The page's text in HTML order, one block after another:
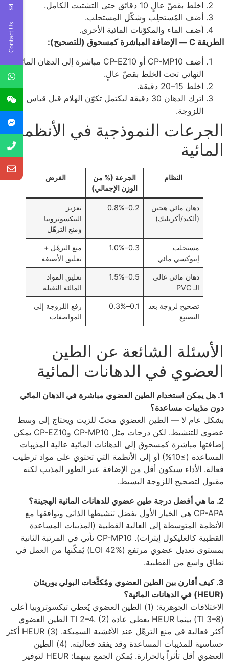
اخلط بقصّ عالٍ 10 دقائق حتى التشتيت الكامل.
أضف المُستحلِب وشكّل المستحلب.
أضف الماء والمكوّنات المائية الأخرى.
الطريقة C — الإضافة المباشرة كمسحوق (للتصحيح):
أضف CP-MP10 أو CP-EZ10 مباشرة إلى الدهان المائي
النهائي تحت الخلط بقصّ عالٍ.
اخلط 15–20 دقيقة.
اترك الدهان 30 دقيقة ليكتمل تكوّن الهلام قبل قياس
اللزوجة.
الجرعات النموذجية في الأنظمة
المائية
النظام
الجرعة (% من
الوزن الإجمالي)
الغرض
دهان مائي هجين
(ألكيد/أكريليك)
0.2–0.8%
تعزيز
التيكسوتروبيا
ومنع الترهّل
مستحلب
إيبوكسي مائي
0.3–1.0%
منع الترهّل +
تعليق الأصبغة
دهان مائي عالي
الـ PVC
0.5–1.5%
تعليق المواد
المالئة الثقيلة
تصحيح لزوجة بعد
التصنيع
0.1–0.3%
رفع اللزوجة إلى
المواصفات
الأسئلة الشائعة عن الطين
العضوي في الدهانات المائية
1. هل يمكن استخدام الطين العضوي مباشرة في الدهان المائي
دون مذيبات مساعدة؟
بشكل عام لا — الطين العضوي محبّ للزيت ويحتاج إلى وسط
عضوي للتنشيط. لكن درجات مثل CP-MP10 وCP-EZ10 يمكن
إضافتها مباشرة كمسحوق إلى الدهانات المائية عالية المذيبات
المساعدة (≥10%) أو إلى الأنظمة التي تحتوي على مواد ترطيب
فعالة. الأداء سيكون أقل من الإضافة عبر الطور المذيب لكنه
مقبول لتصحيح اللزوجة البسيط.
2. ما هي أفضل درجة طين عضوي للدهانات المائية الهجينة؟
CP-APA هي الخيار الأول بفضل تنشيطها الذاتي وتوافقها مع
الأنظمة المتوسطة إلى العالية القطبية (المذيبات المساعدة
القطبية كالغليكول إيثرات). CP-MP10 تأتي في المرتبة الثانية
بمستوى تعديل عضوي مرتفع (LOI 42%) يُمكّنها من العمل في
نطاق واسع من القطبية.
3. كيف أقارن بين الطين العضوي ومُكثِّخات البولي يوريثان
(HEUR) في الدهانات المائية؟
الاختلافات الجوهرية: (1) الطين العضوي يُعطي تيكسوتروبيا أعلى
(TI 3–8) بينما HEUR يعطي عادة TI 2–4. (2) الطين العضوي
أكثر فعالية في منع الترهّل عند الأغشية السميكة. (3) HEUR أكثر
حساسية للمذيبات المساعدة وقد يفقد فعاليته. (4) الطين
العضوي أقل تأثراً بالحرارة. يُمكن الجمع بينهما: HEUR لتوفير
Contact Us